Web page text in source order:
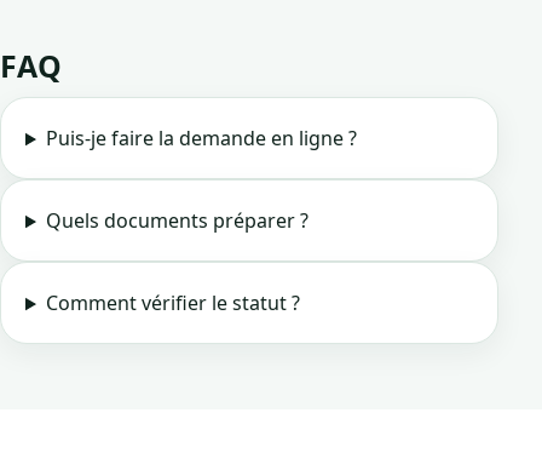
FAQ
Puis-je faire la demande en ligne ?
Quels documents préparer ?
Comment vérifier le statut ?